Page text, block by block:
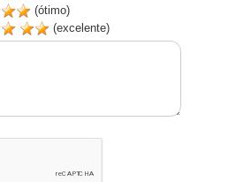
(ótimo)
(excelente)